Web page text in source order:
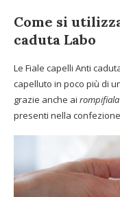
Come si
caduta Labo
Le Fiale capelli Anti
capelluto in poco più di
grazie anche ai rompifiala
presenti nella